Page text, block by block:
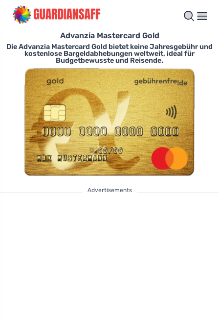
Advanzia Mastercard Gold
Die Advanzia Mastercard Gold bietet keine Jahresgebühr und
kostenlose Bargeldabhebungen weltweit, ideal für
Budgetbewusste und Reisende.
Advertisements